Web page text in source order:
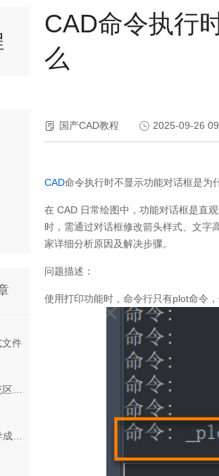
文件
如何在CAD中删除图形填充区域的一部分
CAD如何把天正建筑图纸导成天正T3/T8/T9格式版本
CAD命令执行
么
国产CAD教程 2025-09-26
CAD命令执行时不显示功能对话框是为
在 CAD 日常绘图中，功能对话框是直
时，需通过对话框修改箭头样式、文字
家详细分析原因及解决步骤。
问题描述：
使用打印功能时，命令行只有plot命令